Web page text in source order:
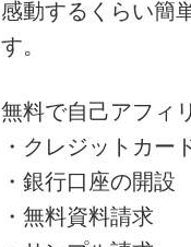
感動するくらい簡
す。
無料で自己アフィ
・クレジットカー
・銀行口座の開設
・無料資料請求